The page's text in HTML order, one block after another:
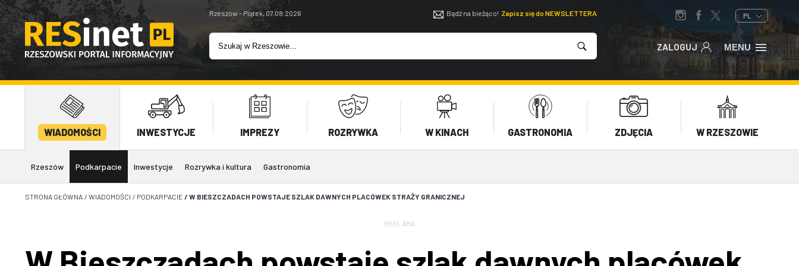
Rzeszów - Piątek, 07.08.2026 Bądź na bieżąco! Zapisz się do NEWSLETTERA PL
ZALOGUJ MENU
WIADOMOŚCI INWESTYCJE IMPREZY ROZRYWKA W KINACH GASTRONOMIA ZDJĘCIA W RZESZOWIE
Rzeszów Podkarpacie Inwestycje Rozrywka i kultura Gastronomia
STRONA GŁÓWNA / WIADOMOŚCI / PODKARPACIE / W BIESZCZADACH POWSTAJE SZLAK DAWNYCH PLACÓWEK STRAŻY GRANICZNEJ
REKLAMA